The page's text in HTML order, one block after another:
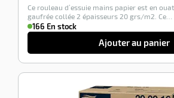
HT
Ce rouleau d’essuie mains papier est en
gaufrée collée 2 épaisseurs 20 grs/m2. Ce…
166 En stock
Ajouter au panier